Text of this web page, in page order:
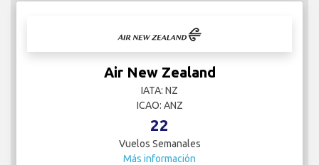
Air New Zealand
IATA: NZ
ICAO: ANZ
22
Vuelos Semanales
Más información